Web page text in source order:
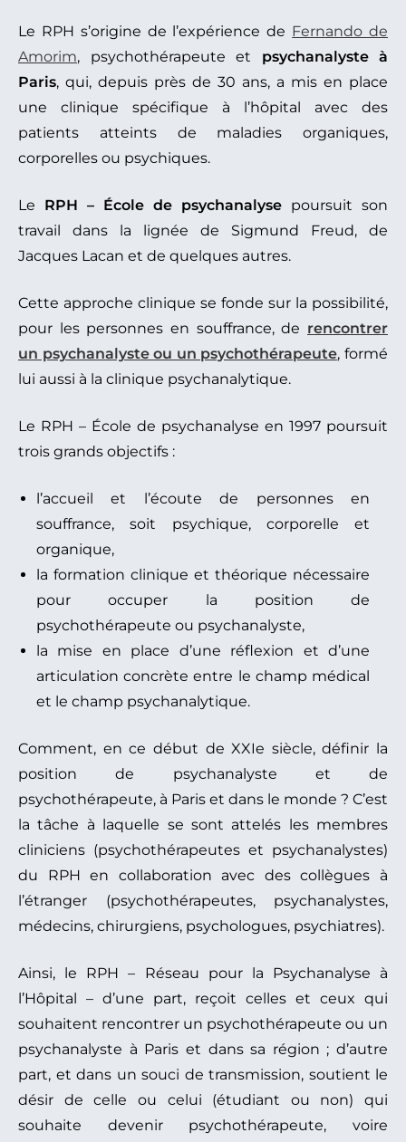
Le RPH s’origine de l’expérience de Fernando de
Amorim, psychothérapeute et psychanalyste à
Paris, qui, depuis près de 30 ans, a mis en place
une clinique spécifique à l’hôpital avec des
patients atteints de maladies organiques,
corporelles ou psychiques.
Le RPH – École de psychanalyse poursuit son
travail dans la lignée de Sigmund Freud, de
Jacques Lacan et de quelques autres.
Cette approche clinique se fonde sur la possibilité,
pour les personnes en souffrance, de rencontrer
un psychanalyste ou un psychothérapeute, formé
lui aussi à la clinique psychanalytique.
Le RPH – École de psychanalyse en 1997 poursuit
trois grands objectifs :
l’accueil et l’écoute de personnes en
souffrance, soit psychique, corporelle et
organique,
la formation clinique et théorique nécessaire
pour occuper la position de
psychothérapeute ou psychanalyste,
la mise en place d’une réflexion et d’une
articulation concrète entre le champ médical
et le champ psychanalytique.
Comment, en ce début de XXIe siècle, définir la
position de psychanalyste et de
psychothérapeute, à Paris et dans le monde ? C’est
la tâche à laquelle se sont attelés les membres
cliniciens (psychothérapeutes et psychanalystes)
du RPH en collaboration avec des collègues à
l’étranger (psychothérapeutes, psychanalystes,
médecins, chirurgiens, psychologues, psychiatres).
Ainsi, le RPH – Réseau pour la Psychanalyse à
l’Hôpital – d’une part, reçoit celles et ceux qui
souhaitent rencontrer un psychothérapeute ou un
psychanalyste à Paris et dans sa région ; d’autre
part, et dans un souci de transmission, soutient le
désir de celle ou celui (étudiant ou non) qui
souhaite devenir psychothérapeute, voire